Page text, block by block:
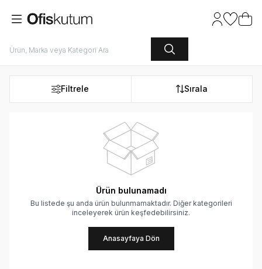
Hesabım
Filtrele Sırala
Ürün bulunamadı
Bu listede şu anda ürün bulunmamaktadır. Diğer kategorileri
inceleyerek ürün keşfedebilirsiniz.
Anasayfaya Dön